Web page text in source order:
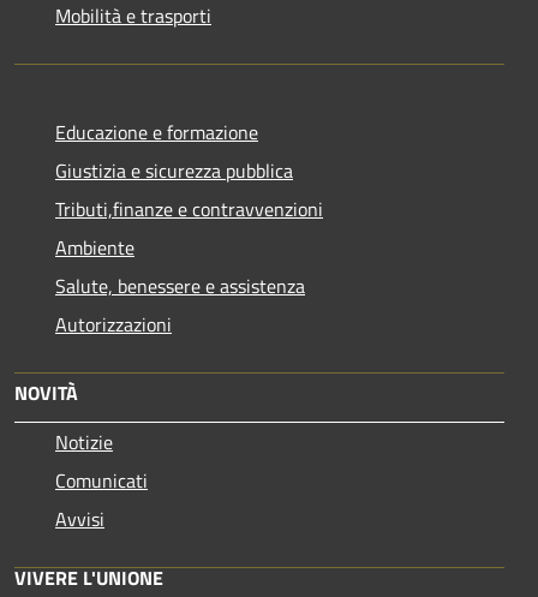
Mobilità e trasporti
Educazione e formazione
Giustizia e sicurezza pubblica
Tributi,finanze e contravvenzioni
Ambiente
Salute, benessere e assistenza
Autorizzazioni
NOVITÀ
Notizie
Comunicati
Avvisi
VIVERE L'UNIONE